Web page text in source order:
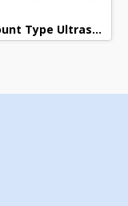
Wall Mount Type Ultrasonic Flow Meter : FKU2000B-TM-1